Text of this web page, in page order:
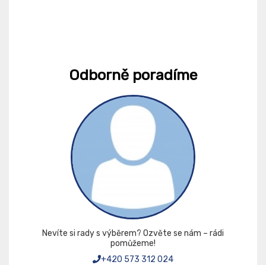
Odborně poradíme
Nevíte si rady s výběrem? Ozvěte se nám – rádi
pomůžeme!
+420 573 312 024